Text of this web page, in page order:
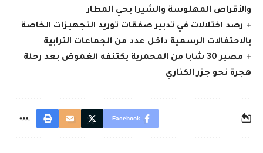
والأقراص المهلوسة والشيرا بحي المطار
رصد اختلالات في تدبير صفقات توريد التجهيزات الخاصة
بالاحتفالات الرسمية داخل عدد من الجماعات الترابية
مصير 30 شابا من المحمرية يكتنفه الغموض بعد رحلة
هجرة نحو جزر الكناري
Facebook